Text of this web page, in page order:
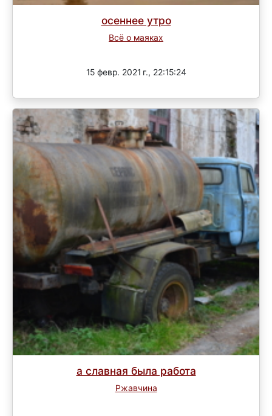
осеннее утро
Всё о маяках
15 февр. 2021 г., 22:15:24
а славная была работа
Ржавчина